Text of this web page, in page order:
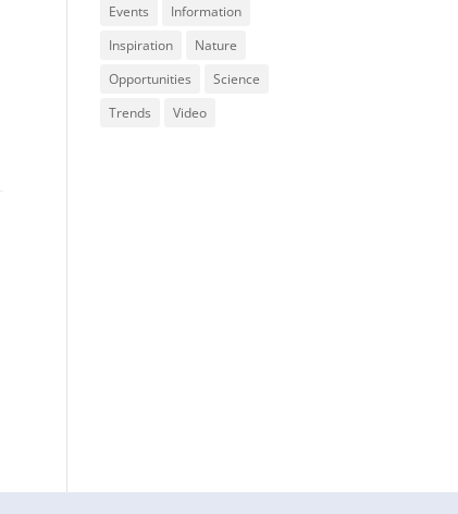
Events
Information
Inspiration
Nature
Opportunities
Science
Trends
Video